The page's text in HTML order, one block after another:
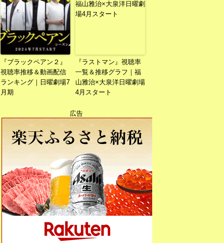
『ブラックペアン２』
視聴率推移＆動画配信
ランキング｜日曜劇場7
月期
『ラストマン』視聴率
一覧＆推移グラフ｜福
山雅治×大泉洋日曜劇場
4月スタート
広告